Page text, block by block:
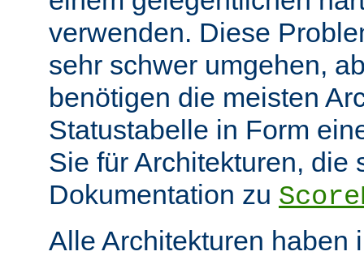
verwenden. Diese
sehr schwer umgehen,
benötigen die meisten
Statustabelle in Form
Sie für Architekturen, die
Dokumentation zu
Alle Architekturen haben